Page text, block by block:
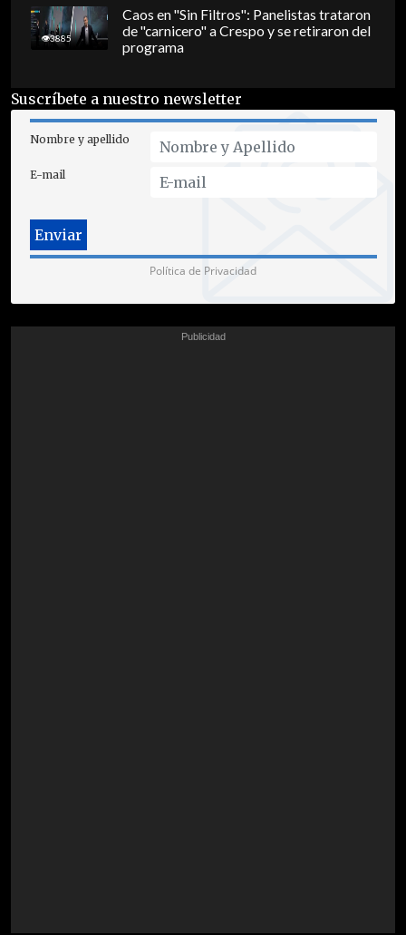
3885
Caos en "Sin Filtros": Panelistas trataron
de "carnicero" a Crespo y se retiraron del
programa
Suscríbete a nuestro newsletter
Nombre y apellido
E-mail
Política de Privacidad